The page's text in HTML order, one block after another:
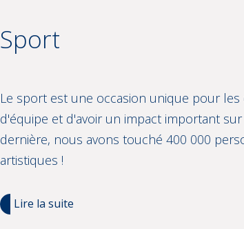
Sport
Le sport est une occasion unique pour
d'équipe et d'avoir un impact important
dernière, nous avons touché 400 000
artistiques !
Lire la suite